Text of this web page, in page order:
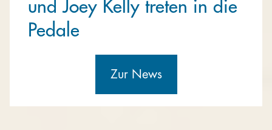
und Joey Kelly treten in die
Pedale
Zur News